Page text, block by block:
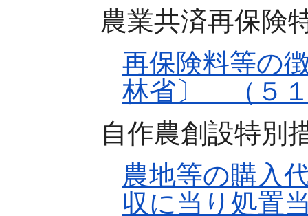
農業共済再保
再保険料等の
林省〕 （５
自作農創設特
農地等の購入
収に当り処置